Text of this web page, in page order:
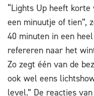
“Lights Up heeft
een minuutje of tien”,
40 minuten in een
refereren naar het
Zo zegt één van de
ook wel eens
level.” De reacties